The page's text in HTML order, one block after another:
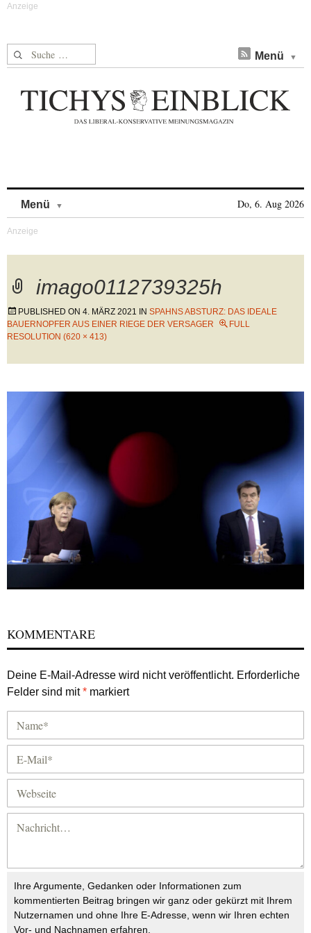
Suche nach: Menü
Menü Do, 6. Aug 2026
imago0112739325h
PUBLISHED ON 4. MÄRZ 2021 IN SPAHNS ABSTURZ: DAS IDEALE
BAUERNOPFER AUS EINER RIEGE DER VERSAGER
FULL
RESOLUTION (620 × 413)
KOMMENTARE
Deine E-Mail-Adresse wird nicht veröffentlicht. Erforderliche
Felder sind mit* markiert
Ihre Argumente, Gedanken oder Informationen zum
kommentierten Beitrag bringen wir ganz oder gekürzt mit Ihrem
Nutzernamen und ohne Ihre E-Adresse, wenn wir Ihren echten
Vor- und Nachnamen erfahren.